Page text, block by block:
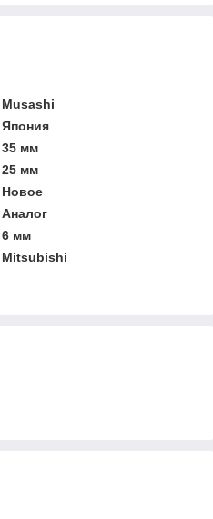
Musashi
Япония
35 мм
25 мм
Новое
Аналог
6 мм
Mitsubishi